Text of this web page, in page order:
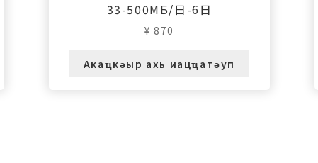
33-500МБ/日-6日
¥ 870
Акаҵкәыр ахь иацҵатәуп